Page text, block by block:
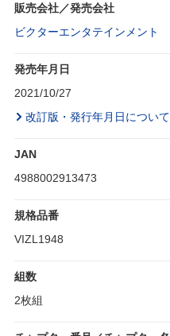
販売会社／発売会社
ビクターエンタテインメント
発売年月日
2021/10/27
改訂版・発行年月日について
JAN
4988002913473
規格品番
VIZL1948
組数
2枚組